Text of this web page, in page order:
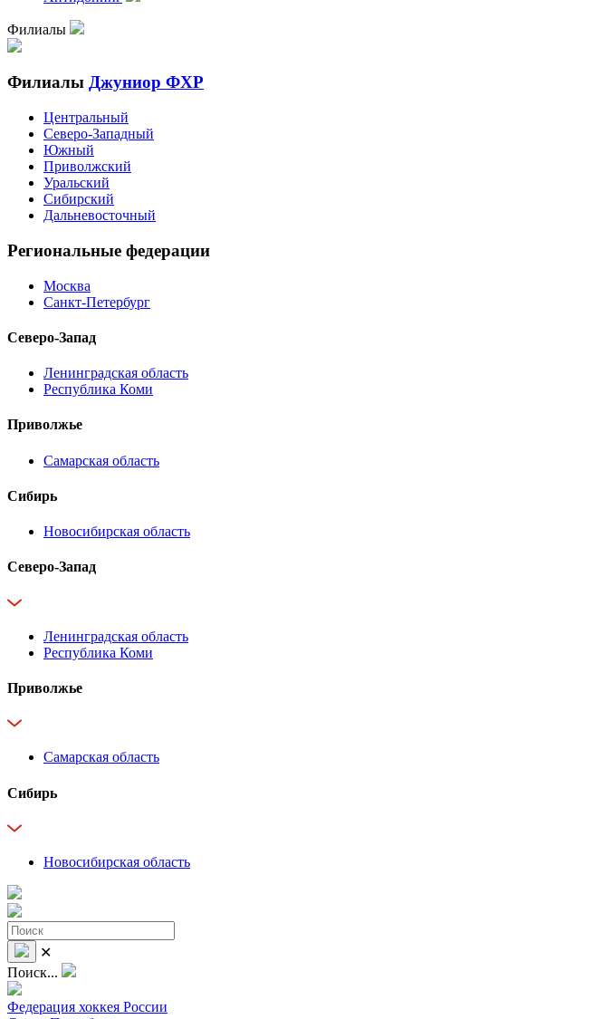
Филиалы
Филиалы Джуниор ФХР
Центральный
Северо-Западный
Южный
Приволжский
Уральский
Сибирский
Дальневосточный
Региональные федерации
Москва
Санкт-Петербург
Северо-Запад
Ленинградская область
Республика Коми
Приволжье
Самарская область
Сибирь
Новосибирская область
Северо-Запад
Ленинградская область
Республика Коми
Приволжье
Самарская область
Сибирь
Новосибирская область
✕
Поиск...
Федерация хоккея России